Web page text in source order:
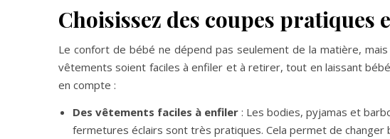
Choisissez des coupes pratiques
Le confort de bébé ne dépend pas seulement de la matière,
vêtements soient faciles à enfiler et à retirer, tout en laissant
en compte :
Des vêtements faciles à enfiler : Les bodies, pyjamas et
fermetures éclairs sont très pratiques. Cela permet de